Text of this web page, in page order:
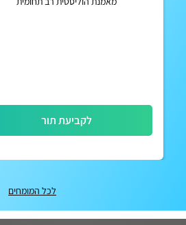
לקביעת תור
לכל המומחים